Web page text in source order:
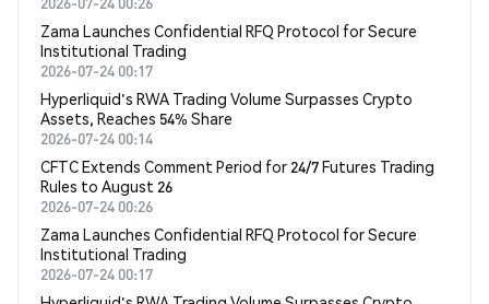
Zama Launches Confidential RFQ Protocol for Secure
Institutional Trading
2026-07-24 00:17
Hyperliquid's RWA Trading Volume Surpasses Crypto
Assets, Reaches 54% Share
2026-07-24 00:14
CFTC Extends Comment Period for 24/7 Futures Trading
Rules to August 26
2026-07-24 00:26
Zama Launches Confidential RFQ Protocol for Secure
Institutional Trading
2026-07-24 00:17